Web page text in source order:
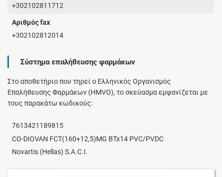
+302102811712
Αριθμός fax
+302102812014
Σύστημα επαλήθευσης φαρμάκων
Στο αποθετήριο που τηρεί ο Ελληνικός Οργανισμός
Επαλήθευσης Φαρμάκων (HMVO), το σκεύασμα εμφανίζεται με
τους παρακάτω κωδικούς:
7613421189815
CO-DIOVAN FCT(160+12,5)MG BTx14 PVC/PVDC
Novartis (Hellas) S.A.C.I.